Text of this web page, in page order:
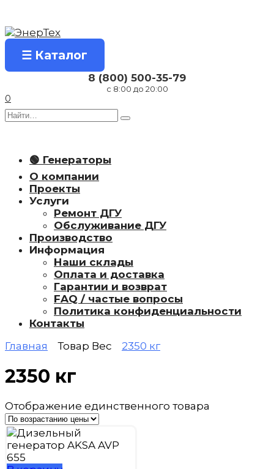
содержанию
☰ Каталог
8 (800) 500-35-79
с 8:00 до 20:00
0
Search
🟢 Генераторы
О компании
Проекты
Услуги
Ремонт ДГУ
Обслуживание ДГУ
Производство
Информация
Наши склады
Оплата и доставка
Гарантии и возврат
FAQ / частые вопросы
Политика конфиденциальности
Контакты
Главная
Товар Вес 2350 кг
2350 кг
Отображение единственного товара